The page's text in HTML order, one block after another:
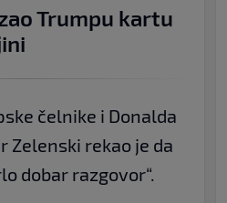
Trumpu kartu
čelnike i Donalda
Zelenski rekao je da
dobar razgovor“.